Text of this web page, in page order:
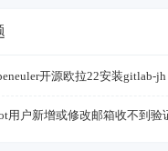
开源欧拉22安装gitlab-
用户新增或修改邮箱收不到验